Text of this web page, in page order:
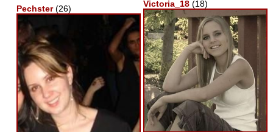
Pechster(26) Victoria_18 (18)